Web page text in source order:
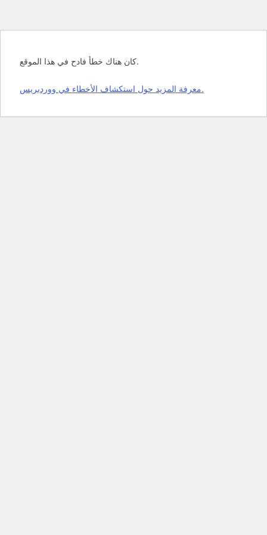
كان هناك خطأ فادح في هذا الموقع.
معرفة المزيد حول استكشاف الأخطاء في ووردبريس.